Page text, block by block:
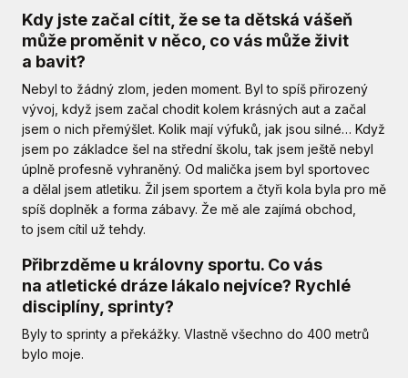
Kdy jste začal cítit, že se ta dětská vášeň
může proměnit v něco, co vás může živit
a bavit?
Nebyl to žádný zlom, jeden moment. Byl to spíš přirozený
vývoj, když jsem začal chodit kolem krásných aut a začal
jsem o nich přemýšlet. Kolik mají výfuků, jak jsou silné… Když
jsem po základce šel na střední školu, tak jsem ještě nebyl
úplně profesně vyhraněný. Od malička jsem byl sportovec
a dělal jsem atletiku. Žil jsem sportem a čtyři kola byla pro mě
spíš doplněk a forma zábavy. Že mě ale zajímá obchod,
to jsem cítil už tehdy.
Přibrzděme u královny sportu. Co vás
na atletické dráze lákalo nejvíce? Rychlé
disciplíny, sprinty?
Byly to sprinty a překážky. Vlastně všechno do 400 metrů
bylo moje.